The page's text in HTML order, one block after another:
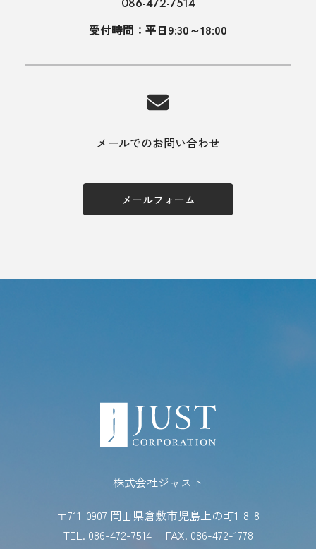
086-472-7514
受付時間：平日9:30～18:00
メールでのお問い合わせ
メールフォーム
株式会社ジャスト
〒711-0907 岡山県倉敷市児島上の町1-8-8
TEL. 086-472-7514
FAX. 086-472-1778